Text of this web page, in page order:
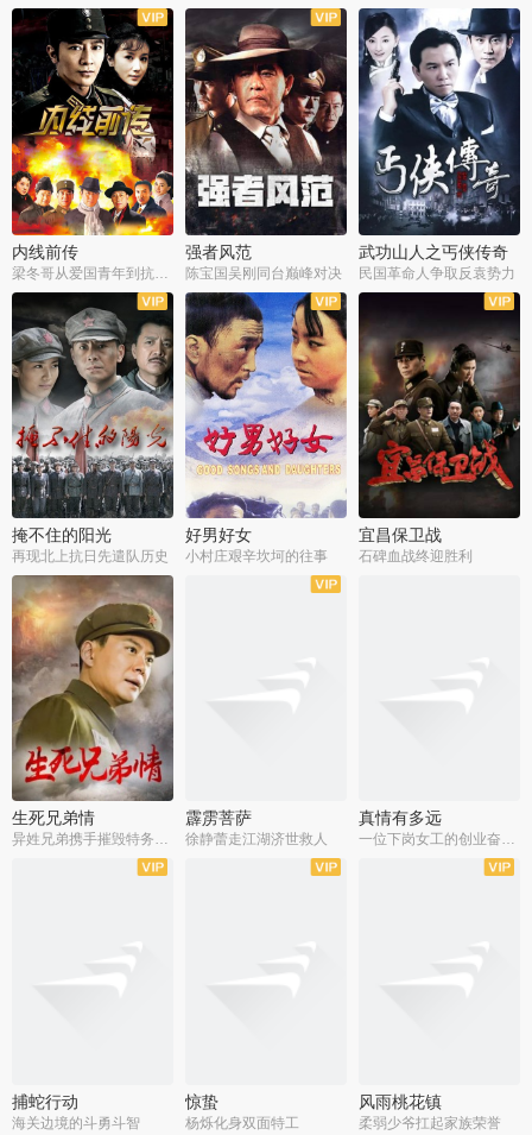
全30集
内线前传
全30集
强者风范
陈宝国吴刚同台巅峰对决
全30集
武功山人之丐侠传奇
民国革命人争取反袁势力
全38集
掩不住的阳光
再现北上抗日先遣队历史
全9集
好男好女
小村庄艰辛坎坷的往事
全35集
宜昌保卫战
石碑血战终迎胜利
全37集
生死兄弟情
异姓兄弟携手摧毁特务阴谋
霹雳菩萨
徐静蕾走江湖济世救人
真情有多远
一位下岗女工的创业奋斗史
捕蛇行动
海关边境的斗勇斗智
惊蛰
杨烁化身双面特工
风雨桃花镇
柔弱少爷扛起家族荣誉